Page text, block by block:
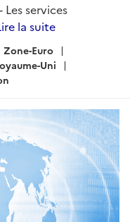
services
la suite
Zone-Euro
Uni